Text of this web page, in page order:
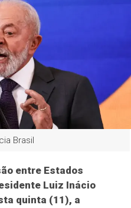
Brasil
entre Estados
Luiz Inácio
quinta (11), a